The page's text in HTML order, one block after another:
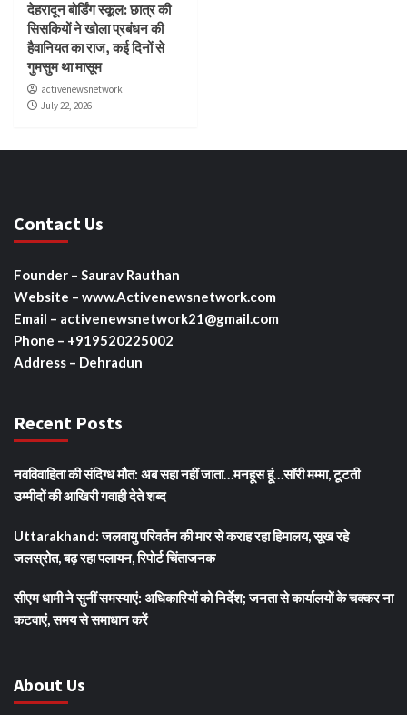
देहरादून बोर्डिंग स्कूल: छात्र की
सिसकियों ने खोला प्रबंधन की
हैवानियत का राज, कई दिनों से
गुमसुम था मासूम
activenewsnetwork
July 22, 2026
Contact Us
Founder – Saurav Rauthan
Website – www.Activenewsnetwork.com
Email – activenewsnetwork21@gmail.com
Phone – +919520225002
Address – Dehradun
Recent Posts
नवविवाहिता की संदिग्ध मौत: अब सहा नहीं जाता…मनहूस हूं…सॉरी मम्मा, टूटती
उम्मीदों की आखिरी गवाही देते शब्द
Uttarakhand: जलवायु परिवर्तन की मार से कराह रहा हिमालय, सूख रहे
जलस्रोत, बढ़ रहा पलायन, रिपोर्ट चिंताजनक
सीएम धामी ने सुनीं समस्याएं: अधिकारियों को निर्देश; जनता से कार्यालयों के चक्कर ना
कटवाएं, समय से समाधान करें
About Us